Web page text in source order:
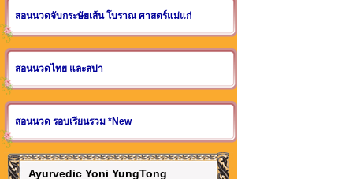
สอนนวดจับกระษัยเส้น โบราณ ศาสตร์แม่แก่
สอนนวดไทย และสปา
สอนนวด รอบเรียนรวม *New
Ayurvedic Yoni YungTong